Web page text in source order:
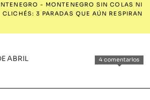
- MONTENEGRO SIN COLAS NI
CLICHÉS: 3 PARADAS QUE AÚN RESPIRAN
4 comentarios
ABRIL